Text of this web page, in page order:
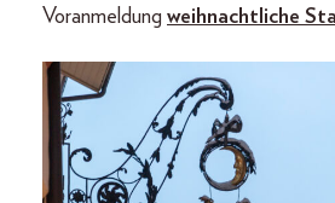
Voranmeldung weihnachtliche